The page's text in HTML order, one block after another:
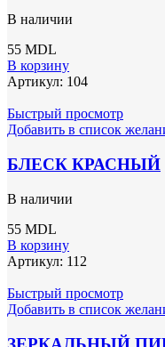
В наличии
55 MDL
В корзину
Артикул: 104
Быстрый просмотр
Добавить в список
БЛЕСК КРАСНЫЙ
В наличии
55 MDL
В корзину
Артикул: 112
Быстрый просмотр
Добавить в список